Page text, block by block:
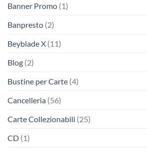
Banner Promo (1)
Banpresto (2)
Beyblade X (11)
Blog (2)
Bustine per Carte (4)
Cancelleria (56)
Carte Collezionabili (25)
CD (1)